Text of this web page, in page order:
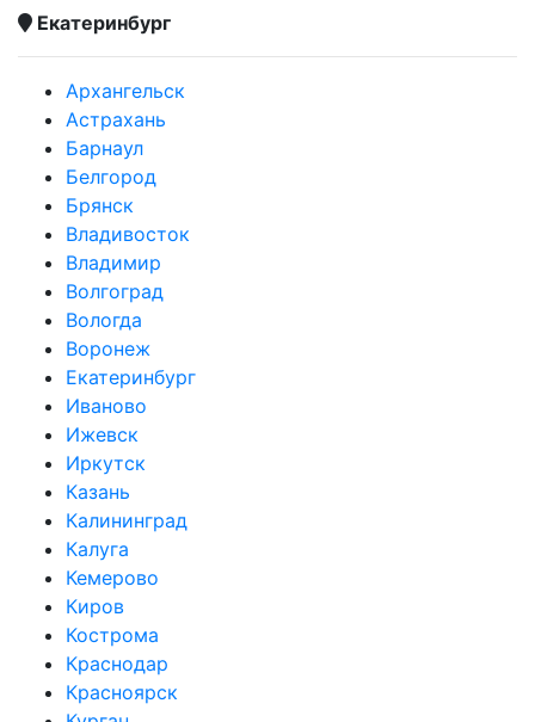
Екатеринбург
Архангельск
Астрахань
Барнаул
Белгород
Брянск
Владивосток
Владимир
Волгоград
Вологда
Воронеж
Екатеринбург
Иваново
Ижевск
Иркутск
Казань
Калининград
Калуга
Кемерово
Киров
Кострома
Краснодар
Красноярск